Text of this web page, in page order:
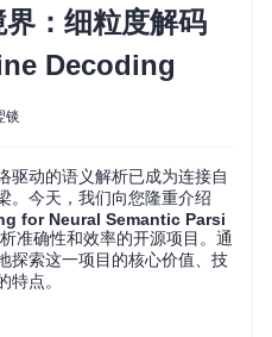
：细粒度解码
Decoding
锬
驱动的语义解析已成为连接自
。今天，我们向您隆重介绍
for Neural Semantic Parsi
准确性和效率的开源项目。通
探索这一项目的核心价值、技
特点。